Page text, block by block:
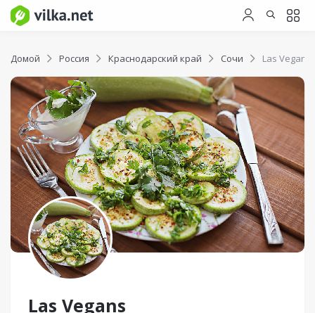
Домой Россия Краснодарский край Сочи Las Vegans
Las Vegans